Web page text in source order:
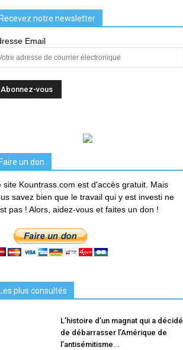
Recevez notre newsletter
Email
Faire un don
site Kountrass.com est d'accès gratuit. Mais
savez bien que le travail qui y est investi ne
pas ! Alors, aidez-vous et faites un don !
Les plus consultés
L’histoire d’un magnat qui a décidé
de débarrasser l’Amérique de
l’antisémitisme...